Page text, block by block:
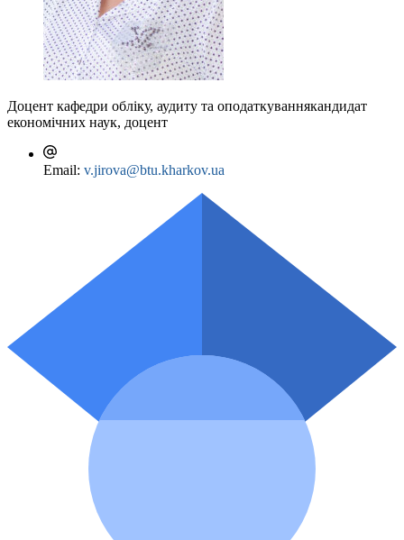
Доцент кафедри обліку, аудиту та оподаткуваннякандидат
економічних наук, доцент
Email: v.jirova@btu.kharkov.ua